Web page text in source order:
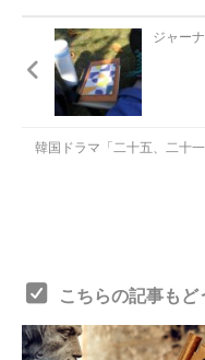
ジャー
韓国ドラマ「二十五、二十
こちらの記事もど